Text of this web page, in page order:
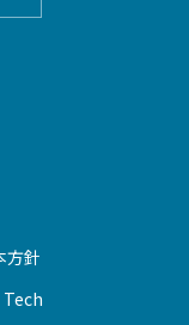
方針